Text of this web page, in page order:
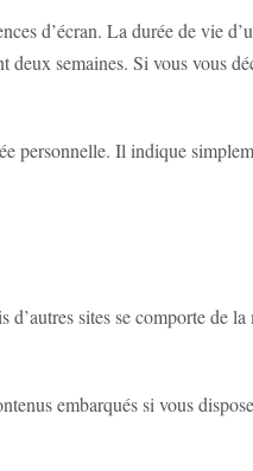
d’écran. La durée de vie
semaines. Si vous vous
personnelle. Il indique
sites se comporte de
embarqués si vous